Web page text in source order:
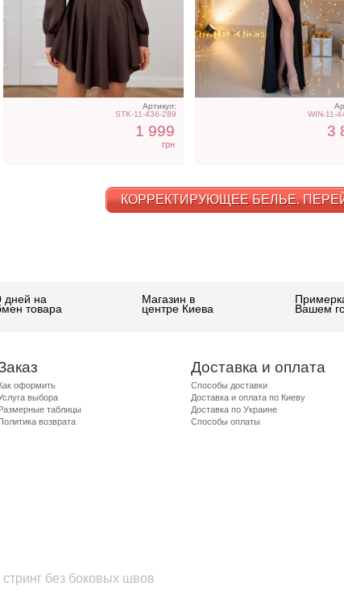
без боковых швов
Артикул:
STK-11-436-289
1 999
грн
WIN-11-
3
КОРРЕКТИРУЮЩЕЕ БЕЛЬЕ.
дней на
товара
Магазин в
центре Киева Вашем
оформить
выбора
таблицы
возврата
Доставка и оплата
Способы доставки
Доставка и оплата по Киеву
Доставка по Украине
Способы оплаты